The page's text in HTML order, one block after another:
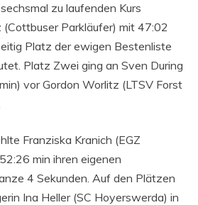
zu laufenden Kurs
Parkläufer) mit 47:02
Platz der ewigen Bestenliste
Platz Zwei ging an Sven During
vor Gordon Worlitz (LTSV Forst
Franziska Kranich (EGZ
min ihren eigenen
4 Sekunden. Auf den Plätzen
Ina Heller (SC Hoyerswerda) in